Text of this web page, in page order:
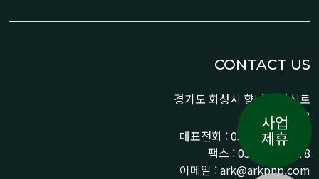
CONTACT US
경기도 화성시 향남읍 상신로
290-13
대표전화 : 031-359-9776 /
팩스 : 031-359-9778
이메일 : ark@arkpnp.com
사업
제휴